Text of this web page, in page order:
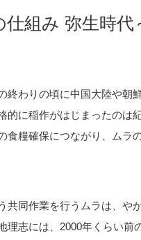
仕組み 弥生時
終わりの頃に中国大陸や朝
的に稲作がはじまったのは
食糧確保につながり、ムラ
共同作業を行うムラは、や
理志には、2000年くらい